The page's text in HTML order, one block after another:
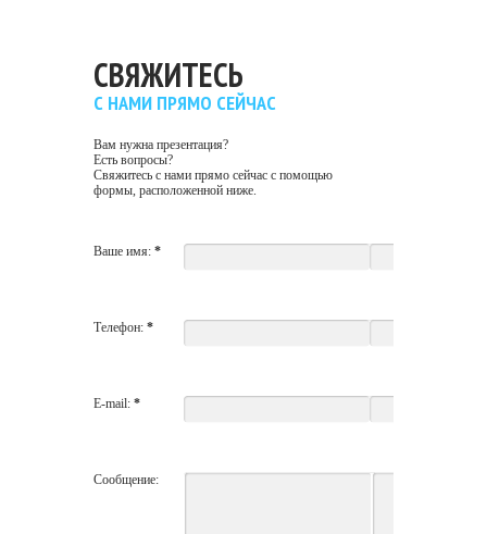
СВЯЖИТЕСЬ
С НАМИ ПРЯМО СЕЙЧАС
Вам нужна презентация?
Есть вопросы?
Свяжитесь с нами прямо сейчас с помощью
формы, расположенной ниже.
Ваше имя: *
Телефон: *
E-mail: *
Сообщение: